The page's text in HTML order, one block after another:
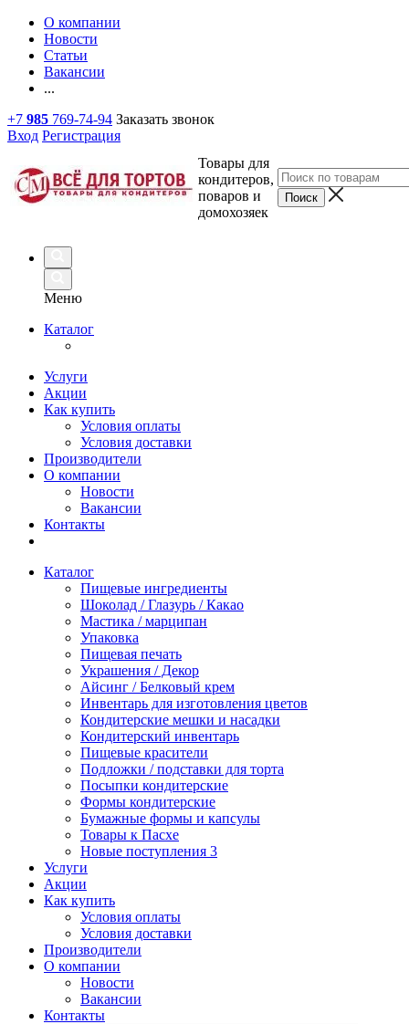
О компании
Новости
Статьи
Вакансии
...
+7 985 769-74-94 Заказать звонок
Вход Регистрация
Товары для
кондитеров,
поваров и
домохозяек
Меню
Каталог
Услуги
Акции
Как купить
Условия оплаты
Условия доставки
Производители
О компании
Новости
Вакансии
Контакты
Каталог
Пищевые ингредиенты
Шоколад / Глазурь / Какао
Мастика / марципан
Упаковка
Пищевая печать
Украшения / Декор
Айсинг / Белковый крем
Инвентарь для изготовления цветов
Кондитерские мешки и насадки
Кондитерский инвентарь
Пищевые красители
Подложки / подставки для торта
Посыпки кондитерские
Формы кондитерские
Бумажные формы и капсулы
Товары к Пасхе
Новые поступления 3
Услуги
Акции
Как купить
Условия оплаты
Условия доставки
Производители
О компании
Новости
Вакансии
Контакты